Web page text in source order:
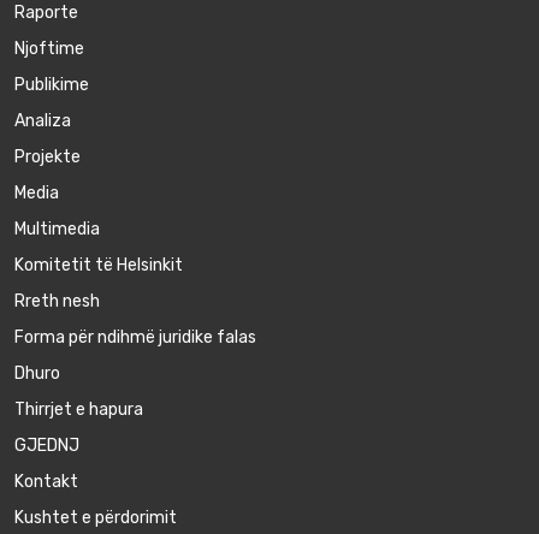
Raporte
Njoftime
Publikime
Аnaliza
Projekte
Media
Multimedia
Komitetit të Helsinkit
Rreth nesh
Forma për ndihmë juridike falas
Dhuro
Thirrjet e hapura
GJEDNJ
Kontakt
Kushtet e përdorimit